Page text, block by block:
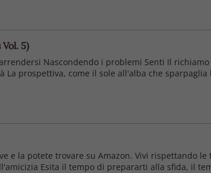
5)
Nascondendo i problemi Senti Il
prospettiva, come il sole all'alba che
e la potete trovare su Amazon. Vivi rispettando
Esita il tempo di prepararti alla sfida, il